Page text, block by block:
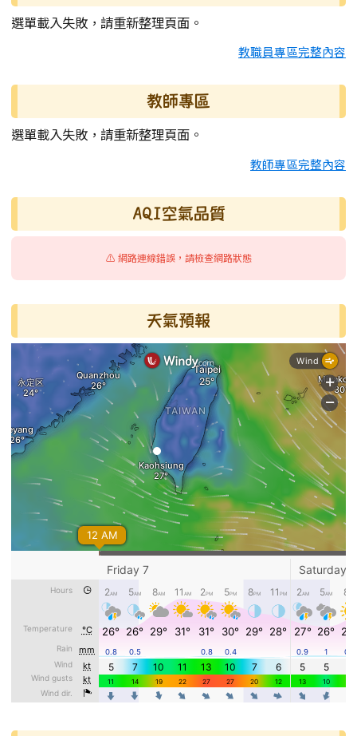
選單載入失敗，請重新整理頁面。
教職員專區完整內容
教師專區
選單載入失敗，請重新整理頁面。
教師專區完整內容
AQI空氣品質
⚠️ 網路連線錯誤，請檢查網路狀態
天氣預報